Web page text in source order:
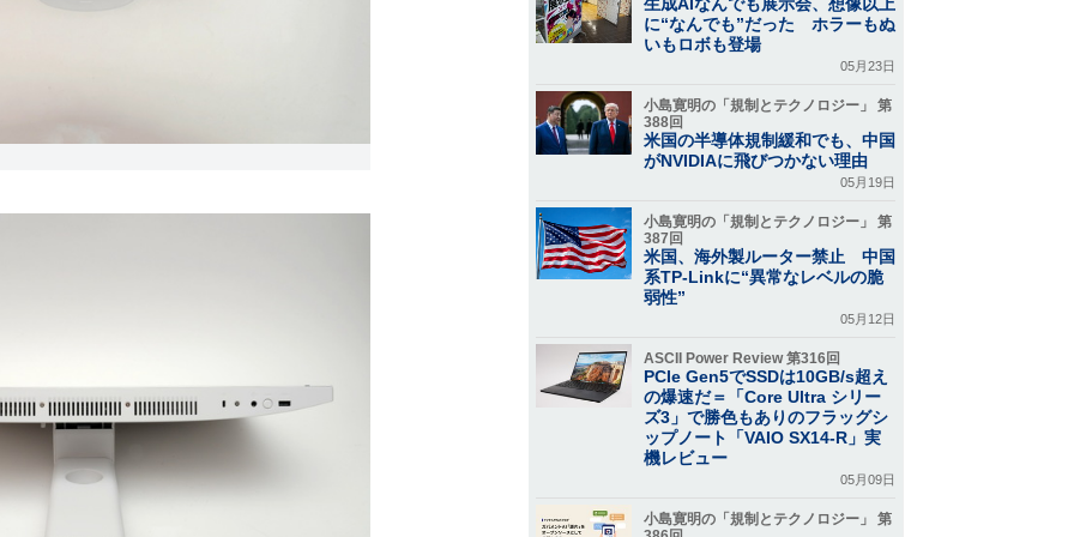
に“なんでも”だった ホラーもぬ
いもロボも登場
05月23日
小島寛明の「規制とテクノロジー」 第
388回
米国の半導体規制緩和でも、中国
がNVIDIAに飛びつかない理由
05月19日
小島寛明の「規制とテクノロジー」 第
387回
米国、海外製ルーター禁止 中国
系TP-Linkに“異常なレベルの脆
弱性”
05月12日
ASCII Power Review 第316回
PCIe Gen5でSSDは10GB/s超え
の爆速だ＝「Core Ultra シリー
ズ3」で勝色もありのフラッグシ
ップノート「VAIO SX14-R」実
機レビュー
05月09日
小島寛明の「規制とテクノロジー」 第